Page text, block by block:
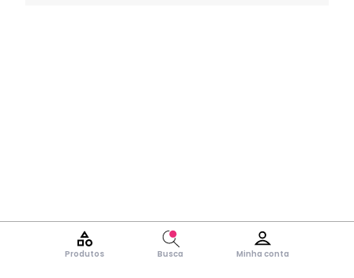
Produtos Busca Minha conta